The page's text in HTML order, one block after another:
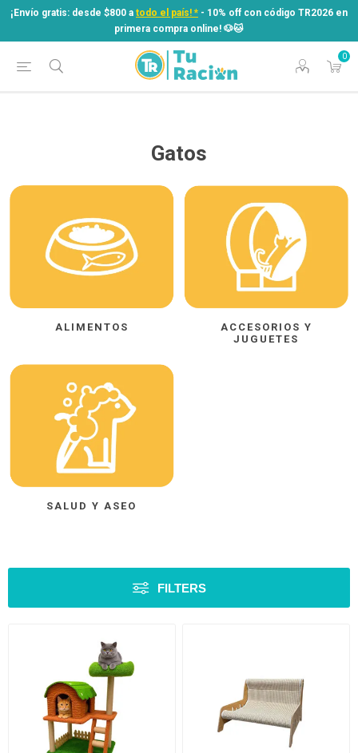
¡Envío gratis: desde $800 a todo el país! * - 10% off con código TR2026 en
primera compra online! ​🐶​🐱
0
¡Envío gratis: desde $800 atodo el país! *
- 10% off con código TR2026 en
primera compra online! ​🐶​🐱
Gatos
ALIMENTOS
ACCESORIOS Y
JUGUETES
SALUD Y ASEO
FILTERS